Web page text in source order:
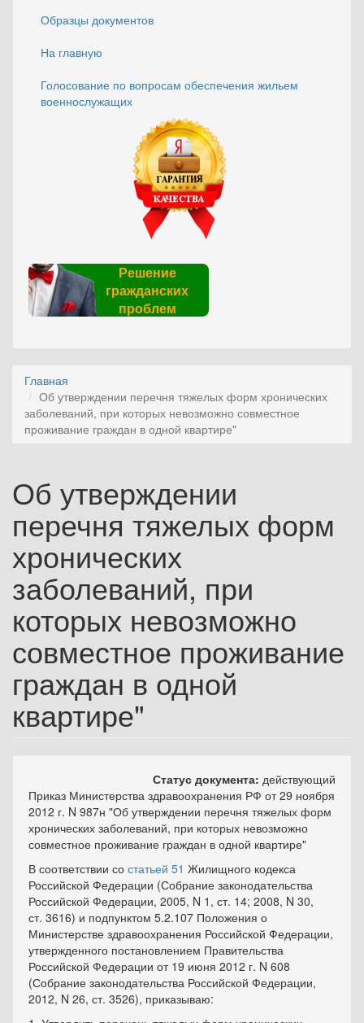
Образцы документов
На главную
Голосование по вопросам обеспечения жильем
военнослужащих
Решение
гражданских
проблем
Главная
Об утверждении перечня тяжелых форм хронических
заболеваний, при которых невозможно совместное
проживание граждан в одной квартире"
Об утверждении
перечня тяжелых форм
хронических
заболеваний, при
которых невозможно
совместное проживание
граждан в одной
квартире"
Статус документа: действующий
Приказ Министерства здравоохранения РФ от 29 ноября
2012 г. N 987н "Об утверждении перечня тяжелых форм
хронических заболеваний, при которых невозможно
совместное проживание граждан в одной квартире"
В соответствии со статьей 51 Жилищного кодекса
Российской Федерации (Собрание законодательства
Российской Федерации, 2005, N 1, ст. 14; 2008, N 30,
ст. 3616) и подпунктом 5.2.107 Положения о
Министерстве здравоохранения Российской Федерации,
утвержденного постановлением Правительства
Российской Федерации от 19 июня 2012 г. N 608
(Собрание законодательства Российской Федерации,
2012, N 26, ст. 3526), приказываю: